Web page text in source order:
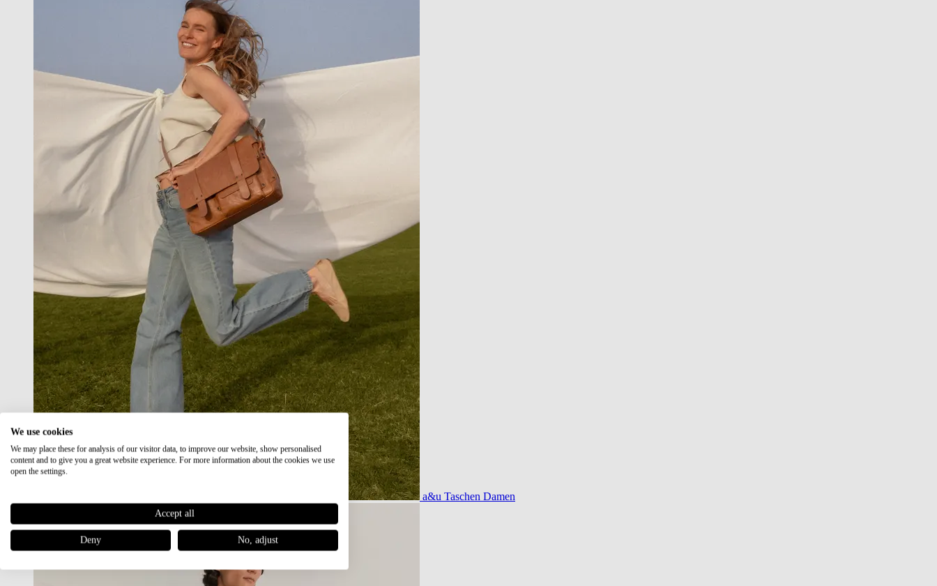
a&u Taschen Damen
We use cookies
We may place these for analysis of our visitor data, to improve our website, show personalised
content and to give you a great website experience. For more information about the cookies we use
open the settings.
Accept all
Deny No, adjust